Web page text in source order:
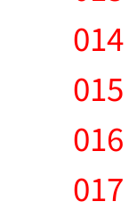
014
015
016
017